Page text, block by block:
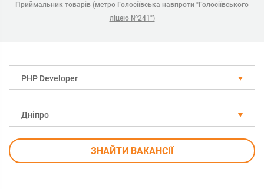
Приймальник товарів (метро Голосіївська навпроти "Голосіївського
ліцею №241")
PHP Developer
Дніпро
ЗНАЙТИ ВАКАНСІЇ